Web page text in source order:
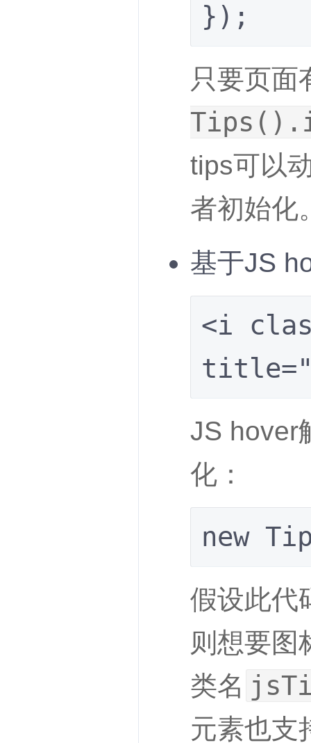
});
只要页面
tips可以
者初始化
基于JS
<i
title="
JS hover
化：
new
假设此代
则想要图
类名
元素也支